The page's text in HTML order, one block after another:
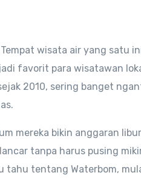
wisata air yang satu
favorit para wisatawan
2010, sering banget
mereka bikin anggaran
tanpa harus pusing
tahu tentang Waterbom,